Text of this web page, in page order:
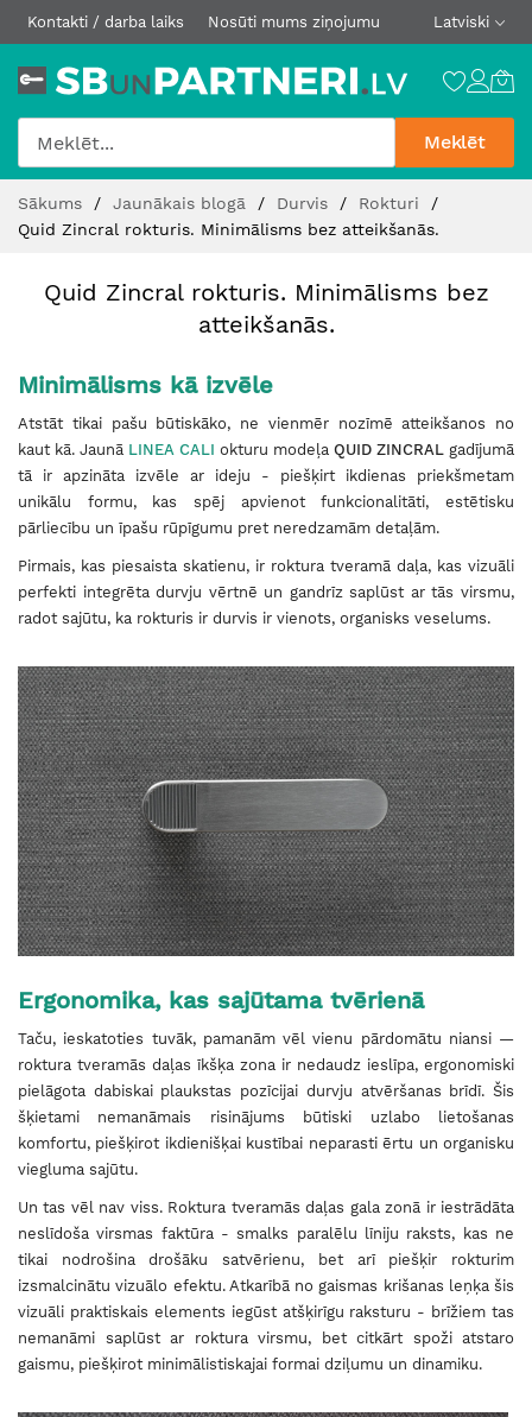
Kontakti / darba laiks Nosūti mums ziņojumu Latviski
Meklēt
Content
Sākums Jaunākais blogā Durvis
Rokturi
Quid Zincral rokturis. Minimālisms bez atteikšanās.
Quid Zincral rokturis. Minimālisms bez
atteikšanās.
Minimālisms kā izvēle
Atstāt tikai pašu būtiskāko, ne vienmēr nozīmē atteikšanos no
kaut kā. Jaunā LINEA CALI okturu modeļa QUID ZINCRAL gadījumā
tā ir apzināta izvēle ar ideju - piešķirt ikdienas priekšmetam
unikālu formu, kas spēj apvienot funkcionalitāti, estētisku
pārliecību un īpašu rūpīgumu pret neredzamām detaļām.
Pirmais, kas piesaista skatienu, ir roktura tveramā daļa, kas vizuāli
perfekti integrēta durvju vērtnē un gandrīz saplūst ar tās virsmu,
radot sajūtu, ka rokturis ir durvis ir vienots, organisks veselums.
Ergonomika, kas sajūtama tvērienā
Taču, ieskatoties tuvāk, pamanām vēl vienu pārdomātu niansi —
roktura tveramās daļas īkšķa zona ir nedaudz ieslīpa, ergonomiski
pielāgota dabiskai plaukstas pozīcijai durvju atvēršanas brīdī. Šis
šķietami nemanāmais risinājums būtiski uzlabo lietošanas
komfortu, piešķirot ikdienišķai kustībai neparasti ērtu un organisku
viegluma sajūtu.
Un tas vēl nav viss. Roktura tveramās daļas gala zonā ir iestrādāta
neslīdoša virsmas faktūra - smalks paralēlu līniju raksts, kas ne
tikai nodrošina drošāku satvērienu, bet arī piešķir rokturim
izsmalcinātu vizuālo efektu. Atkarībā no gaismas krišanas leņķa šis
vizuāli praktiskais elements iegūst atšķirīgu raksturu - brīžiem tas
nemanāmi saplūst ar roktura virsmu, bet citkārt spoži atstaro
gaismu, piešķirot minimālistiskajai formai dziļumu un dinamiku.